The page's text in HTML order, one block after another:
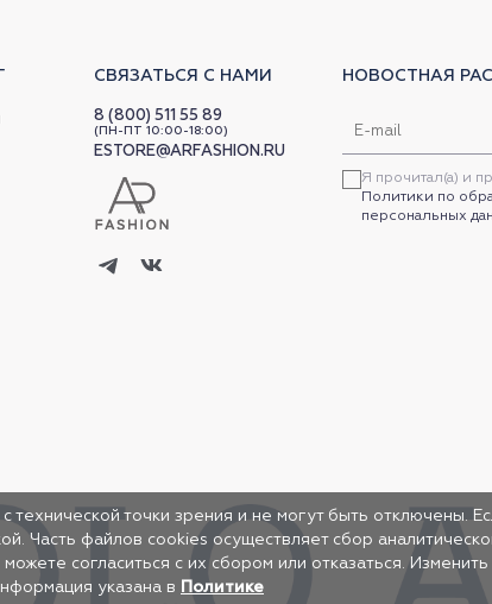
СВЯЗАТЬСЯ С НАМИ
8 (800) 511 55 89
(ПН-ПТ 10:00-18:00)
ESTORE@ARFASHION.RU
НОВОСТНАЯ
Я прочитал(а) и
Политики по
персональных
технической точки зрения и не могут быть отключены.
Часть файлов cookies осуществляет сбор
согласиться с их сбором или отказаться. Изменить
указана в Политике